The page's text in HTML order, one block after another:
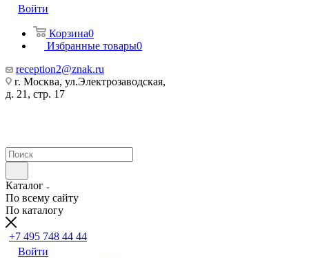
Войти
Корзина0
Избранные товары0
reception2@znak.ru
г. Москва, ул.Электрозаводская,
д. 21, стр. 17
Каталог
По всему сайту
По каталогу
+7 495 748 44 44
Войти